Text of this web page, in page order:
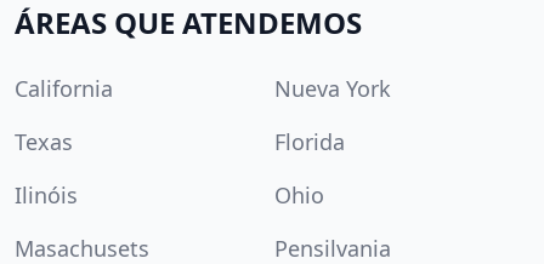
ÁREAS QUE ATENDEMOS
California
Nueva York
Texas
Florida
Ilinóis
Ohio
Masachusets
Pensilvania